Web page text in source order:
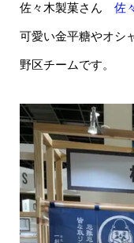
佐々木製菓さん 佐
可愛い金平糖やオシ
野区チームです。